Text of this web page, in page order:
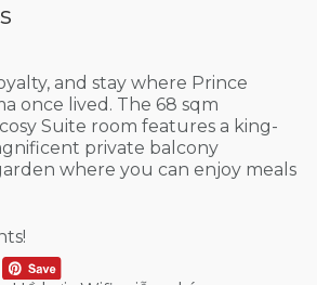
and stay where Prince
once lived. The 68 sqm
Suite room features a king-
private balcony
where you can enjoy meals